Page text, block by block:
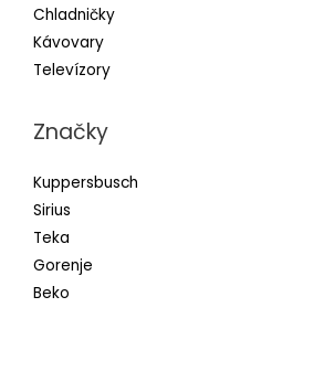
Chladničky
Kávovary
Televízory
Značky
Kuppersbusch
Sirius
Teka
Gorenje
Beko